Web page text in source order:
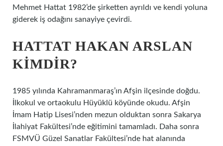
Mehmet Hattat 1982’de şirketten ayrıldı ve kendi yoluna
giderek iş odağını sanayiye çevirdi.
HATTAT HAKAN ARSLAN
KIMDIR?
1985 yılında Kahramanmaraş’ın Afşin ilçesinde doğdu.
İlkokul ve ortaokulu Hüyüklü köyünde okudu. Afşin
İmam Hatip Lisesi’nden mezun olduktan sonra Sakarya
İlahiyat Fakültesi’nde eğitimini tamamladı. Daha sonra
FSMVÜ Güzel Sanatlar Fakültesi’nde hat alanında